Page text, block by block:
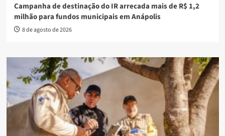
Campanha de destinação do IR arrecada mais de R$ 1,2
milhão para fundos municipais em Anápolis
8 de agosto de 2026